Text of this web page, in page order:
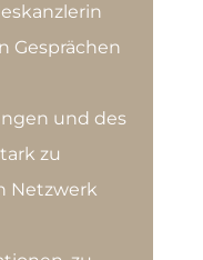
Gesprächen
und des
zu
Netzwerk